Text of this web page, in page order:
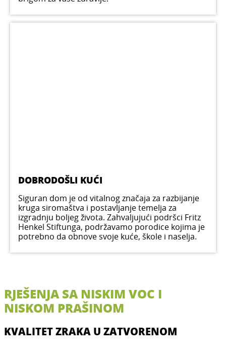
DOBRODOŠLI KUĆI
Siguran dom je od vitalnog značaja za razbijanje
kruga siromaštva i postavljanje temelja za
izgradnju boljeg života. Zahvaljujući podršci Fritz
Henkel Stiftunga, podržavamo porodice kojima je
potrebno da obnove svoje kuće, škole i naselja.
RJEŠENJA SA NISKIM VOC I
NISKOM PRAŠINOM
KVALITET ZRAKA U ZATVORENOM